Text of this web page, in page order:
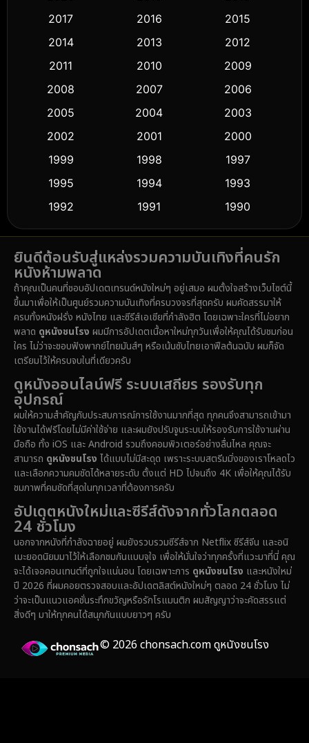
Comedy ตลก (443)
Crime อาชญากรรม (518)
Cult Film
Dance เต้น (10)
Detective สืบสวน (59)
Disaster
Disney+ (5)
Documentary สารคดี (91)
Dystopian
Emotional (61)
Epic มหากาพย์ (222)
Family ครอบครัว
Fantasy จินตนาการ (329)
Fiction (14)
Gothic
2017
2016
2015
2014
2013
2012
2011
2010
2009
2008
2007
2006
2005
2004
2003
2002
2001
2000
1999
1998
1997
1995
1994
1993
1992
1991
1990
1989
1988
1986
1985
1983
1982
1981
1971
1962 1953
ยินดีต้อนรับสู่แหล่งรวมความบันเทิงที่คนรัก
หนังห้ามพลาด
ถ้าคุณเป็นคนที่ชอบอัปเดตเทรนด์หนังใหม่ๆ อยู่เสมอ ผมตั้งใจสร้างเว็บไซต์นี้
ขึ้นมาเพื่อให้เป็นศูนย์รวมความบันเทิงที่ครบวงจรที่สุดครับ ผมคัดสรรมาให้
ครบทั้งหนังฝรั่ง หนังไทย และซีรีส์เอเชียที่กำลังฮิต โดยเฉพาะใครที่ไม่อยาก
พลาด ดูหนังชนโรง ผมมีการอัปเดตเนื้อหาใหม่ทุกวันเพื่อให้คุณได้รับชมก่อน
ใคร ไม่ว่าจะชอบฟังพากย์ไทยมันส์ๆ หรือเน้นซับไทยเอาฟีลต้นฉบับ ผมก็จัด
เตรียมไว้ให้ครบจบในที่เดียวครับ
ดูหนังออนไลน์ฟรี ระบบเสถียร รองรับทุก
อุปกรณ์
ผมให้ความสำคัญกับประสบการณ์การใช้งานมากที่สุด ทุกคนจึงสามารถเข้ามา
ใช้งานได้ฟรีโดยไม่มีค่าใช้จ่าย และผมยังปรับจูนระบบให้รองรับการใช้งานผ่าน
มือถือ ทั้ง iOS และ Android รวมถึงคอมพิวเตอร์อย่างลื่นไหล คุณจะ
สามารถ ดูหนังชนโรง ได้แบบไม่มีสะดุด เพราะระบบสตรีมมิ่งของเราโหลดไว
และเลือกความคมชัดได้หลายระดับ ตั้งแต่ HD ไปจนถึง 4K เพื่อให้คุณได้รับ
ชมภาพที่คมชัดที่สุดในทุกเวลาที่ต้องการครับ
อัปเดตหนังใหม่และซีรีส์ดังจากทั่วโลกตลอด
24 ชั่วโมง
นอกจากหนังที่กำลังฉายอยู่ ผมยังรวบรวมซีรีส์จาก Netflix ซีรีส์จีน และอนิ
เมะยอดนิยมมาไว้ให้เลือกชมกันแบบจุใจ เพื่อให้มั่นใจว่าทุกครั้งที่แวะมาที่นี่ คุณ
จะได้เจอคอนเทนต์ที่ถูกใจแน่นอน โดยเฉพาะการ ดูหนังชนโรง และหนังใหม่
ปี 2026 ที่ผมคอยตรวจสอบและอัปเดตลิสต์หนังใหม่ๆ ตลอด 24 ชั่วโมง ไม่
ว่าจะเป็นแนวแอคชั่นระทึกขวัญหรือรักโรแมนติก ผมสัญญาว่าจะคัดสรรแต่
สิ่งดีๆ มาให้ทุกคนได้สนุกกันแบบยาวๆ ครับ
© 2026 chonsach.com ดูหนังชนโรง